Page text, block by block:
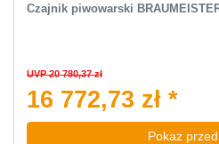
Czajnik piwowarski
UVP 20 780,37 zł
16 772,73 zł *
Pokaz